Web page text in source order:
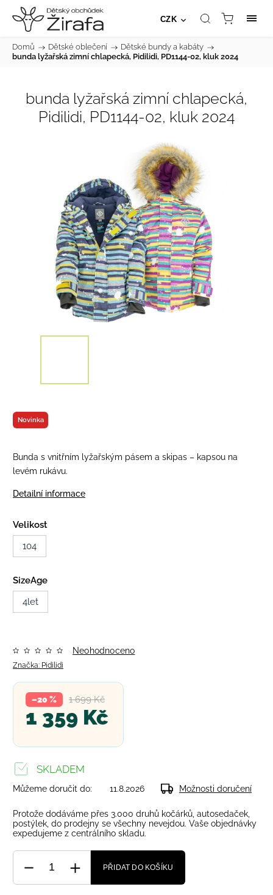
CZK
Domů / Dětské oblečení / Dětské bundy a kabáty /
bunda lyžařská zimní chlapecká, Pidilidi, PD1144-02, kluk 2024
bunda lyžařská zimní chlapecká,
Pidilidi, PD1144-02, kluk 2024
Novinka
Bunda s vnitřním lyžařským pásem a skipas – kapsou na
levém rukávu.
Detailní informace
Velikost
104
SizeAge
4let
Značka: Pidilidi
Neohodnoceno
1 699 Kč
–20 %
1 359 Kč
SKLADEM
Můžeme doručit do: 11.8.2026 Možnosti doručení
Protože dodáváme přes 3.000 druhů kočárků, autosedaček,
postýlek, do prodejny se všechny nevejdou. Vaše objednávky
expedujeme z centrálního skladu.
PŘIDAT DO KOŠÍKU